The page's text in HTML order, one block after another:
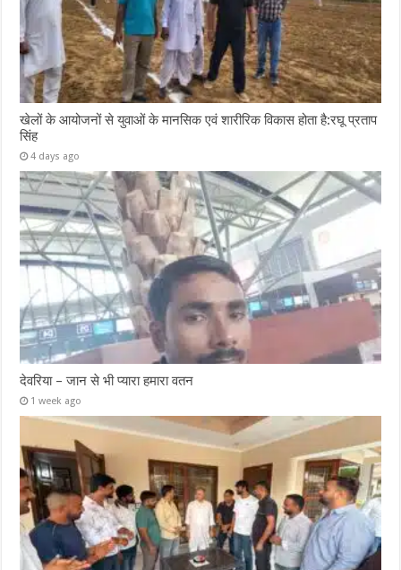
खेलों के आयोजनों से युवाओं के मानसिक एवं शारीरिक विकास होता है:रघू प्रताप
सिंह
4 days ago
देवरिया – जान से भी प्यारा हमारा वतन
1 week ago